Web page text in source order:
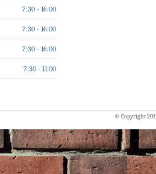
7:30 - 16:00
7:30 - 16:00
7:30 - 16:00
7:30 - 11:00
© Copyright